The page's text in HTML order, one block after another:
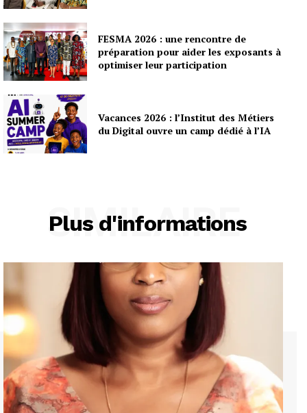
FESMA 2026 : une rencontre de
préparation pour aider les exposants à
optimiser leur participation
Vacances 2026 : l’Institut des Métiers
du Digital ouvre un camp dédié à l’IA
Plus d'informations
SIMILAIRE